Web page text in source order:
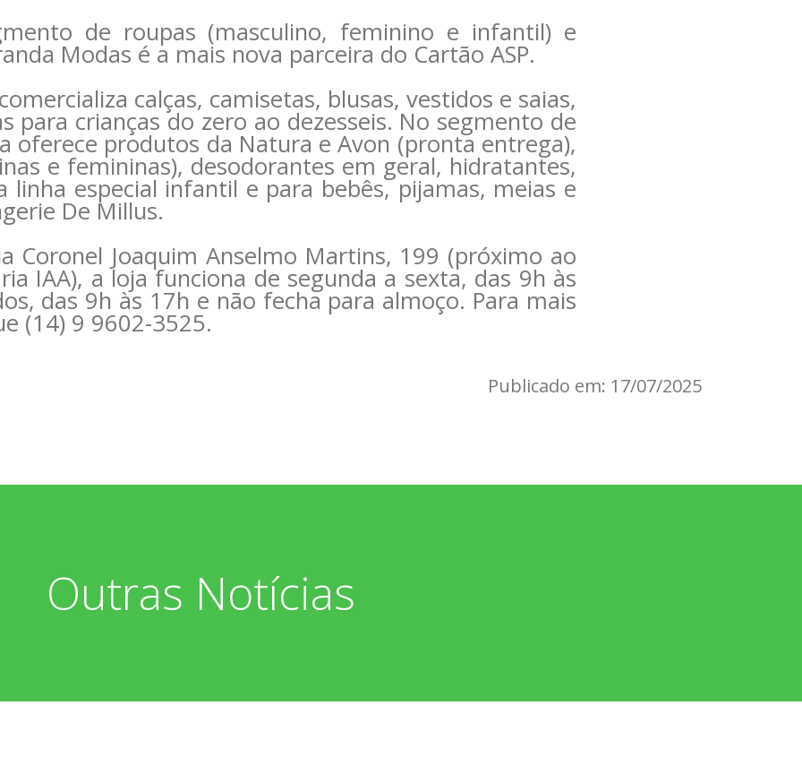
de roupas (masculino, feminino e infantil) e
Modas é a mais nova parceira do Cartão ASP.
calças, camisetas, blusas, vestidos e saias,
para crianças do zero ao dezesseis. No segmento de
oferece produtos da Natura e Avon (pronta entrega),
e femininas), desodorantes em geral, hidratantes,
linha especial infantil e para bebês, pijamas, meias e
De Millus.
Coronel Joaquim Anselmo Martins, 199 (próximo ao
IAA), a loja funciona de segunda a sexta, das 9h às
das 9h às 17h e não fecha para almoço. Para mais
(14) 9 9602-3525.
Publicado em: 17/07/2025
Outras Notícias